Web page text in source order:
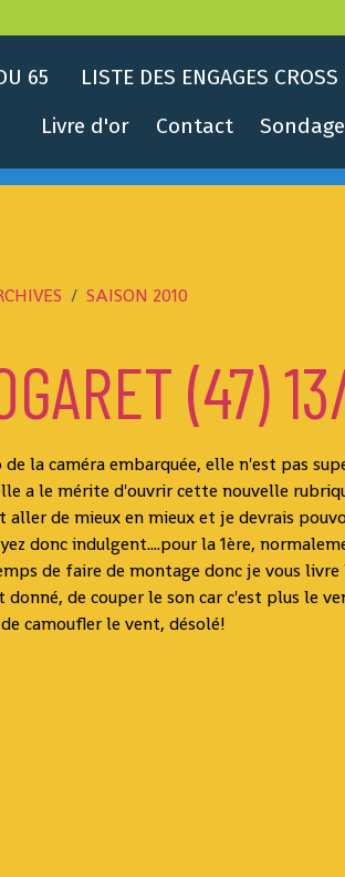
65 LISTE DES ENGAGES CROSS
Livre d'or
Contact Sondage
SAISON 2010
(47)
la caméra embarquée, elle n'est pas
a le mérite d'ouvrir cette nouvelle
de mieux en mieux et je devrais
donc indulgent....pour la 1ère,
de faire de montage donc je vous livre
de couper le son car c'est plus le
camoufler le vent, désolé!